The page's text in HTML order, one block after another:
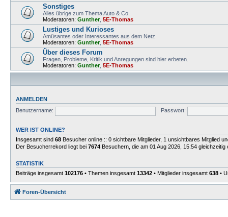
Sonstiges
Alles übrige zum Thema Auto & Co.
Moderatoren: Gunther, 5E-Thomas
Lustiges und Kurioses
Amüsantes oder Interessantes aus dem Netz
Moderatoren: Gunther, 5E-Thomas
Über dieses Forum
Fragen, Probleme, Kritik und Anregungen sind hier erbeten.
Moderatoren: Gunther, 5E-Thomas
ANMELDEN
Benutzername:
Passwort:
WER IST ONLINE?
Insgesamt sind 68 Besucher online :: 0 sichtbare Mitglieder, 1 unsichtbares Mitglied
Der Besucherrekord liegt bei 7674 Besuchern, die am 01 Aug 2026, 15:54 gleichzeitig
STATISTIK
Beiträge insgesamt 102176 • Themen insgesamt 13342 • Mitglieder insgesamt 638 •
Foren-Übersicht